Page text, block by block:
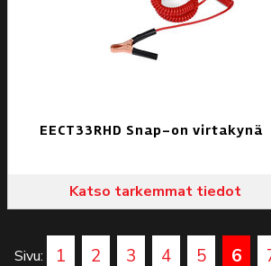
EECT33RHD Snap-on virtakynä
Katso tarkemmat tiedot
Sivu: 1 2 3 4 5 6